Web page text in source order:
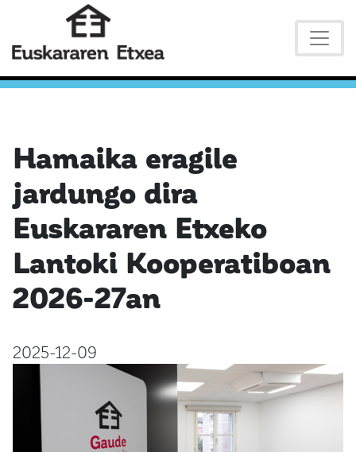
Hamaika eragile
jardungo dira
Euskararen Etxeko
Lantoki Kooperatiboan
2026-27an
2025-12-09